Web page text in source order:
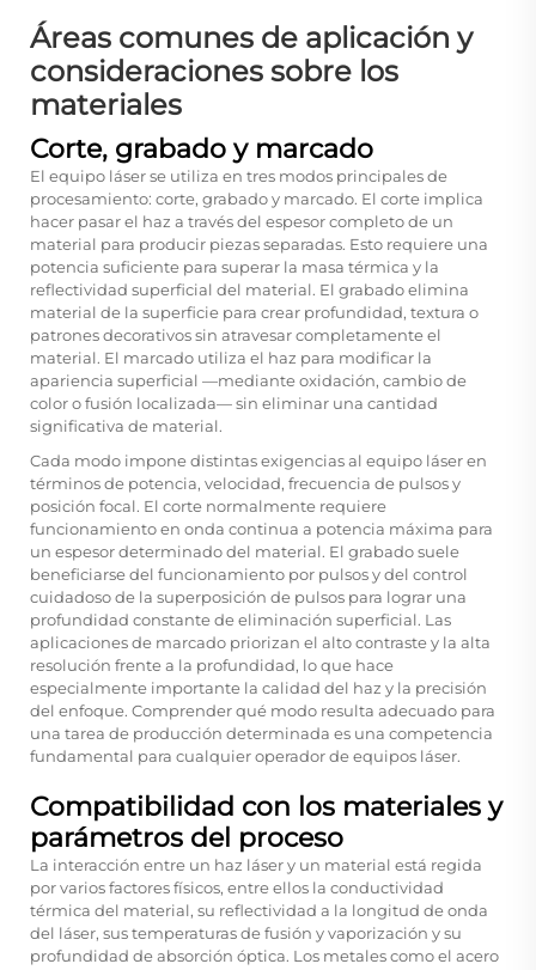
Áreas comunes de aplicación y
consideraciones sobre los
materiales
Corte, grabado y marcado
El equipo láser se utiliza en tres modos principales de
procesamiento: corte, grabado y marcado. El corte implica
hacer pasar el haz a través del espesor completo de un
material para producir piezas separadas. Esto requiere una
potencia suficiente para superar la masa térmica y la
reflectividad superficial del material. El grabado elimina
material de la superficie para crear profundidad, textura o
patrones decorativos sin atravesar completamente el
material. El marcado utiliza el haz para modificar la
apariencia superficial —mediante oxidación, cambio de
color o fusión localizada— sin eliminar una cantidad
significativa de material.
Cada modo impone distintas exigencias al equipo láser en
términos de potencia, velocidad, frecuencia de pulsos y
posición focal. El corte normalmente requiere
funcionamiento en onda continua a potencia máxima para
un espesor determinado del material. El grabado suele
beneficiarse del funcionamiento por pulsos y del control
cuidadoso de la superposición de pulsos para lograr una
profundidad constante de eliminación superficial. Las
aplicaciones de marcado priorizan el alto contraste y la alta
resolución frente a la profundidad, lo que hace
especialmente importante la calidad del haz y la precisión
del enfoque. Comprender qué modo resulta adecuado para
una tarea de producción determinada es una competencia
fundamental para cualquier operador de equipos láser.
Compatibilidad con los materiales y
parámetros del proceso
La interacción entre un haz láser y un material está regida
por varios factores físicos, entre ellos la conductividad
térmica del material, su reflectividad a la longitud de onda
del láser, sus temperaturas de fusión y vaporización y su
profundidad de absorción óptica. Los metales como el acero